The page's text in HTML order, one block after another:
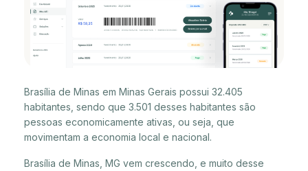
Brasília de Minas em Minas Gerais possui 32.405
habitantes, sendo que 3.501 desses habitantes são
pessoas economicamente ativas, ou seja, que
movimentam a economia local e nacional.
Brasília de Minas, MG vem crescendo, e muito desse